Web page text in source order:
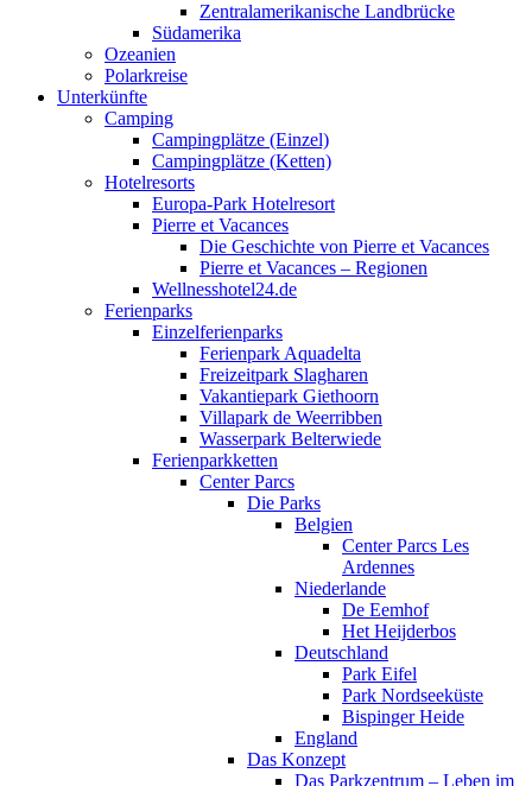
Zentralamerikanische Landbrücke
Südamerika
Ozeanien
Polarkreise
Unterkünfte
Camping
Campingplätze (Einzel)
Campingplätze (Ketten)
Hotelresorts
Europa-Park Hotelresort
Pierre et Vacances
Die Geschichte von Pierre et Vacances
Pierre et Vacances – Regionen
Wellnesshotel24.de
Ferienparks
Einzelferienparks
Ferienpark Aquadelta
Freizeitpark Slagharen
Vakantiepark Giethoorn
Villapark de Weerribben
Wasserpark Belterwiede
Ferienparkketten
Center Parcs
Die Parks
Belgien
Center Parcs Les
Ardennes
Niederlande
De Eemhof
Het Heijderbos
Deutschland
Park Eifel
Park Nordseeküste
Bispinger Heide
England
Das Konzept
Das Parkzentrum – Leben im